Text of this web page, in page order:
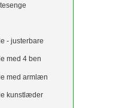
- justerbare
med 4 ben
med armlæn
kunstlæder